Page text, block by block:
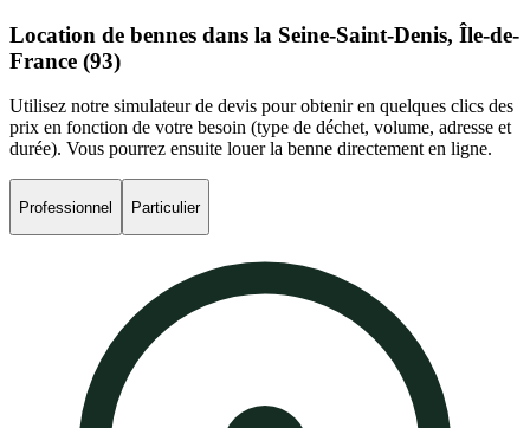
Location de bennes dans la Seine-Saint-Denis, Île-de-
France (93)
Utilisez notre simulateur de devis pour obtenir en quelques clics des
prix en fonction de votre besoin (type de déchet, volume, adresse et
durée). Vous pourrez ensuite louer la benne directement en ligne.
Professionnel Particulier